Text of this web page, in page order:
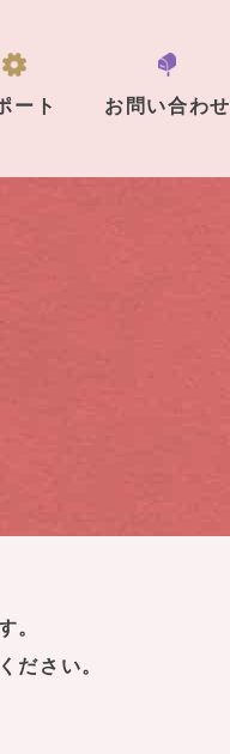
ート お問い合わせ
。
ださい。